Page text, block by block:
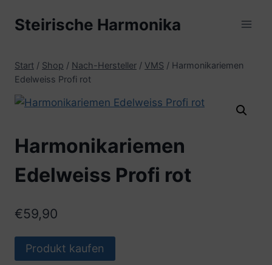
InhaltSteirische Harmonika
Start / Shop / Nach-Hersteller / VMS / Harmonikariemen
Edelweiss Profi rot
Harmonikariemen
Edelweiss Profi rot
€59,90
Produkt kaufen